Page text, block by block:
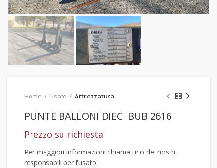
Home Usato Attrezzatura
PUNTE BALLONI DIECI BUB 2616
Prezzo su richiesta
Per maggiori informazioni chiama uno dei nostri
responsabili per l'usato: